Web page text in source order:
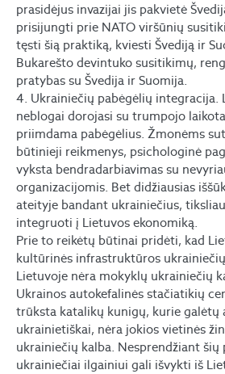
prasidėjus invazijai jis pakvietė
prisijungti prie NATO viršūnių
tęsti šią praktiką, kviesti Švediją ir
Bukarešto devintuko susitikimų,
pratybas su Švedija ir Suomija.
4. Ukrainiečių pabėgėlių integracija.
neblogai dorojasi su trumpojo
priimdama pabėgėlius. Žmonėms
būtinieji reikmenys, psichologinė
vyksta bendradarbiavimas su
organizacijomis. Bet didžiausias
ateityje bandant ukrainiečius,
integruoti į Lietuvos ekonomiką.
Prie to reikėtų būtinai pridėti, kad
kultūrinės infrastruktūros
Lietuvoje nėra mokyklų ukrainiečių
Ukrainos autokefalinės stačiatikių
trūksta katalikų kunigų, kurie galėtų
ukrainietiškai, nėra jokios vietinės
ukrainiečių kalba. Nesprendžiant šių
ukrainiečiai ilgainiui gali išvykti iš